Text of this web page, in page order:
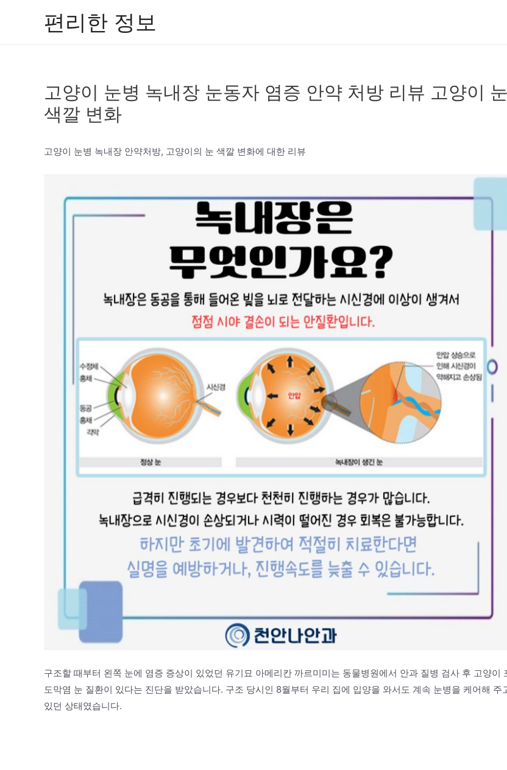
편리한 정보
고양이 눈병 녹내장 눈동자 염증 안약 처방 리뷰 고양이 눈
색깔 변화
고양이 눈병 녹내장 안약처방, 고양이의 눈 색깔 변화에 대한 리뷰
구조할 때부터 왼쪽 눈에 염증 증상이 있었던 유기묘 아메리칸 까르미미는 동물병원에서 안과 질병 검사 후 고양이
도막염 눈 질환이 있다는 진단을 받았습니다. 구조 당시인 8월부터 우리 집에 입양을 와서도 계속 눈병을 케어해 주
있던 상태였습니다.